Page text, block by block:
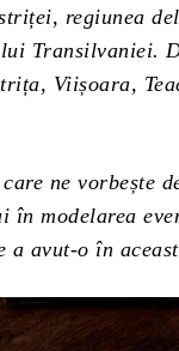
regiunea
Transilvaniei.
Viișoara,
ne vorbește
modelarea
avut-o în